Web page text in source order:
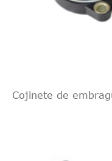
Cojinete de